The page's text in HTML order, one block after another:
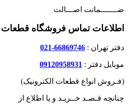
ضـــــــمانت اصـــالت
اطلاعات تماس فروشگاه قطعات
دفتر تهران : 66869746-021
موبایل دفتر : 09120958931
(فـروش انواع قطعات الکترونیک)
چنانچه قـصـد خــریـد و یا اطلاع از